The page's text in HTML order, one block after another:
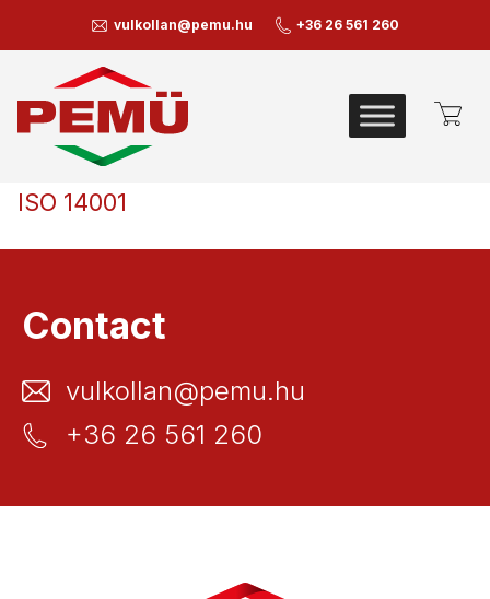
vulkollan@pemu.hu +36 26 561 260
ISO 14001
Contact
vulkollan@pemu.hu
+36 26 561 260